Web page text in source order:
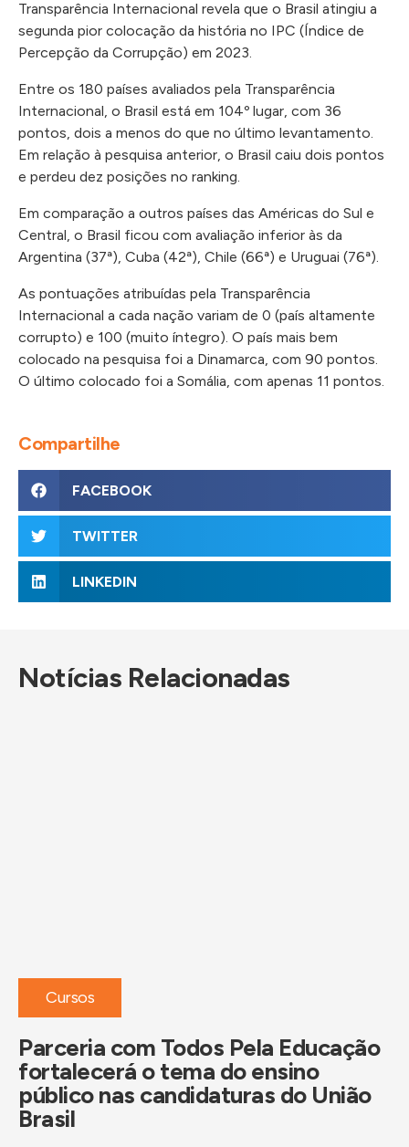
Transparência Internacional revela que o Brasil atingiu a
segunda pior colocação da história no IPC (Índice de
Percepção da Corrupção) em 2023.
Entre os 180 países avaliados pela Transparência
Internacional, o Brasil está em 104º lugar, com 36
pontos, dois a menos do que no último levantamento.
Em relação à pesquisa anterior, o Brasil caiu dois pontos
e perdeu dez posições no ranking.
Em comparação a outros países das Américas do Sul e
Central, o Brasil ficou com avaliação inferior às da
Argentina (37ª), Cuba (42ª), Chile (66ª) e Uruguai (76ª).
As pontuações atribuídas pela Transparência
Internacional a cada nação variam de 0 (país altamente
corrupto) e 100 (muito íntegro). O país mais bem
colocado na pesquisa foi a Dinamarca, com 90 pontos.
O último colocado foi a Somália, com apenas 11 pontos.
Compartilhe
FACEBOOK
TWITTER
LINKEDIN
Notícias Relacionadas
Cursos
Parceria com Todos Pela Educação
fortalecerá o tema do ensino
público nas candidaturas do União
Brasil